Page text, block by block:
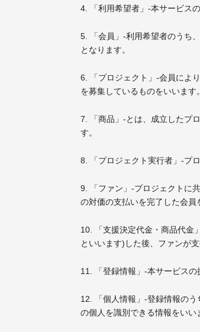
4. 「利用希望者」-本サービス
5. 「会員」-利用希望者のうち
となります。
6. 「プロジェクト」-会員によ
を募集しているものをいいます。
7. 「商品」-とは、成立したプ
す。
8. 「プロジェクト実行者」-プ
9. 「ファン」-プロジェクトに
の対価の支払いを完了した会員
10. 「支援決定代金・商品代金
といいます)した後、ファンが
11. 「登録情報」-本サービスの
12. 「個人情報」-登録情報の
の個人を識別できる情報をいい